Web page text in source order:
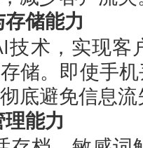
储能力
技术，实现客
储。即使手
底避免信息
能力